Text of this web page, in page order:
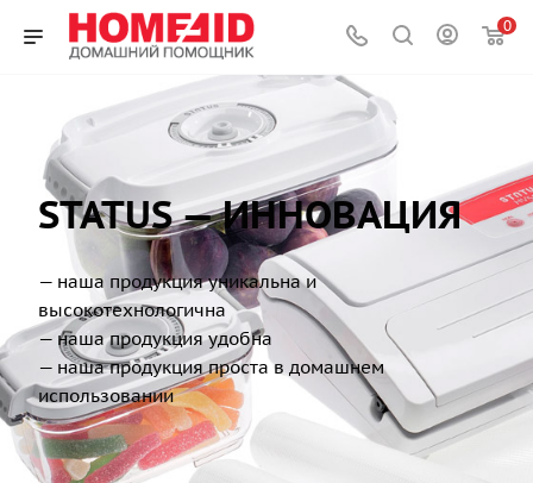
0
STATUS — ИННОВАЦИЯ
— наша продукция уникальна и
высокотехнологична
— наша продукция удобна
— наша продукция проста в домашнем
использовании